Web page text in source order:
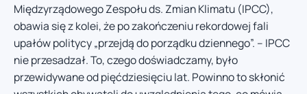
Międzyrządowego Zespołu ds. Zmian Klimatu (IPCC),
obawia się z kolei, że po zakończeniu rekordowej fali
upałów politycy „przejdą do porządku dziennego”. – IPCC
nie przesadzał. To, czego doświadczamy, było
przewidywane od pięćdziesięciu lat. Powinno to skłonić